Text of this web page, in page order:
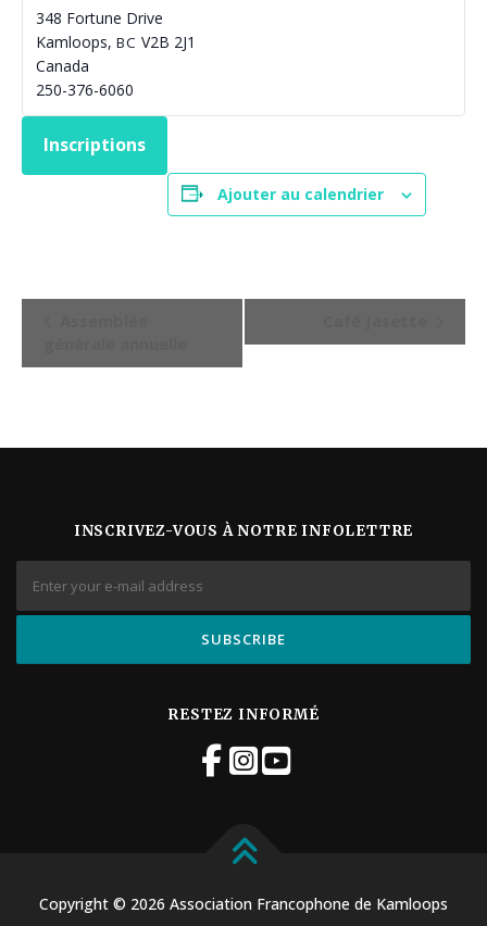
348 Fortune Drive
Kamloops, BC V2B 2J1
Canada
250-376-6060
Inscriptions
Ajouter au calendrier
i
i
è
n
m
n
INSCRIVEZ-VOUS À NOTRE INFOLETTRE
RESTEZ INFORMÉ
Copyright © 2026 Association Francophone de Kamloops